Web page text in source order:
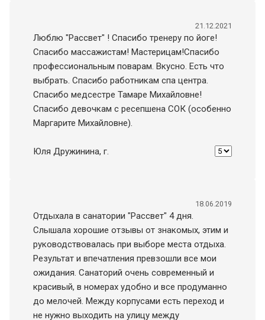
21.12.2021
Люблю "Рассвет" ! Спасибо тренеру по йоге!
Спасибо массажистам! Мастерицам!Спасибо
профессиональным поварам. Вкусно. Есть что
выбрать. Спасибо работникам спа центра.
Спасибо медсестре Тамаре Михайловне!
Спасибо девочкам с ресепшена СОК (особенно
Маргарите Михайловне).
Юля Дружинина, г.
18.06.2019
Отдыхала в санатории "Рассвет" 4 дня.
Слышала хорошие отзывы от знакомых, этим и
руководствовалась при выборе места отдыха.
Результат и впечатления превзошли все мои
ожидания. Санаторий очень современный и
красивый, в номерах удобно и все продуманно
до мелочей. Между корпусами есть переход и
не нужно выходить на улицу между